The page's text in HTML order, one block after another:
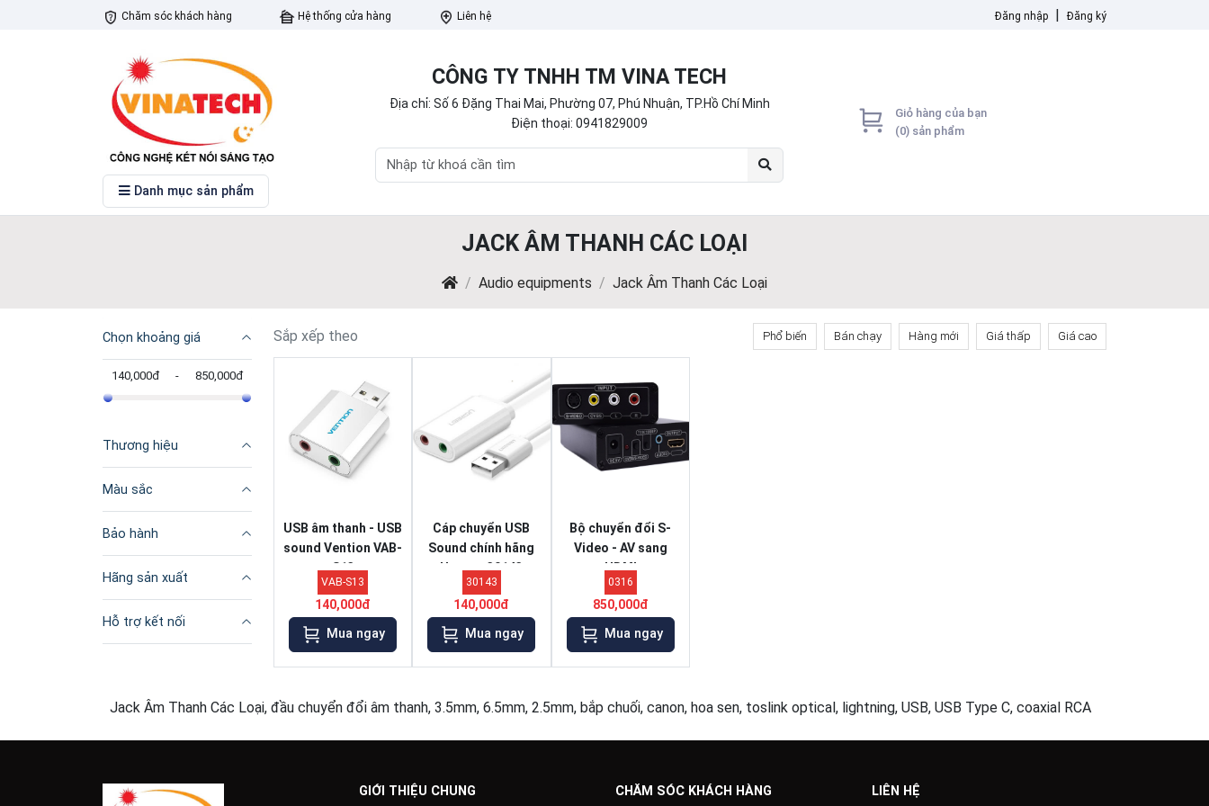
Chăm sóc khách hàng Hệ thống cửa hàng Liên hệ Đăng nhập | Đăng ký
Danh mục sản phẩm
CÔNG TY TNHH TM VINA TECH
Địa chỉ: Số 6 Đặng Thai Mai, Phường 07, Phú Nhuận, TP.Hồ Chí Minh
Điện thoại: 0941829009
Giỏ hàng của bạn
(0) sản phẩm
JACK ÂM THANH CÁC LOẠI
Audio equipments Jack Âm Thanh Các Loại
Chọn khoảng giá
140,000đ - 850,000đ
Thương hiệu
Màu sắc
Bảo hành
Hãng sản xuất
Hỗ trợ kết nối
Sắp xếp theo Phổ biến Bán chạy Hàng mới Giá thấp Giá cao
USB âm thanh - USB
sound Vention VAB-
S13
VAB-S13
140,000đ
Mua ngay
Cáp chuyển USB
Sound chính hãng
Ugreen 30143
30143
140,000đ
Mua ngay
Bộ chuyển đổi S-
Video - AV sang
HDMI
0316
850,000đ
Mua ngay
Jack Âm Thanh Các Loại, đầu chuyển đổi âm thanh, 3.5mm, 6.5mm, 2.5mm, bắp chuối, canon, hoa sen, toslink optical, lightning, USB, USB Type C, coaxial RCA
GIỚI THIỆU CHUNG CHĂM SÓC KHÁCH HÀNG LIÊN HỆ